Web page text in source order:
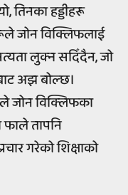
तिनका हड्डीहरू
जोन विक्लिफलाई
लुक्न सदिँदैन, जो
अझ बोल्छ।
जोन विक्लिफका
फाले तापनि
गरेको शिक्षाको